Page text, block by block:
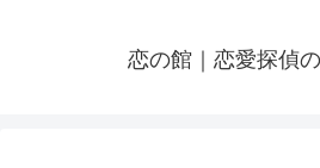
恋の館｜恋愛探偵